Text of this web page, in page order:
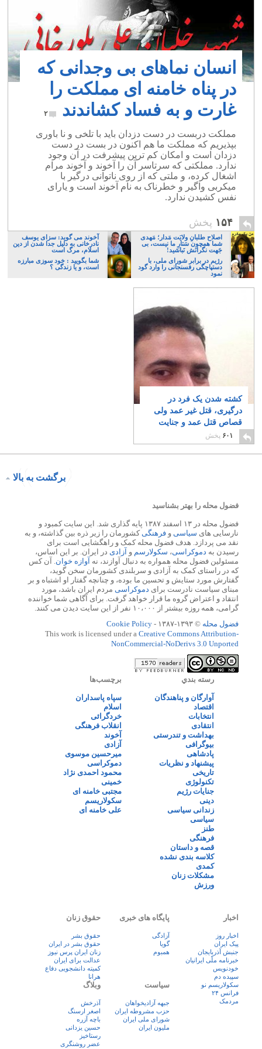
انسان نماهای بی وجدانی که
در پناه خامنه ای مملکت را
غارت و به فساد کشاندند
۲
مملکت دربست در دست دزدان باید با تلخی و نا باوری
بپذیریم که مملکت ما هم اکنون در بست در دست
دزدان است و امکان کم ترین پیشرفت در آن وجود
ندارد. مملکتی که سرتاسر آن را آخوند و آخوند مرام
اشغال کرده، و ملتی که از روی ناتوانی درگیر با
میکربی واگیر و خطرناک به نام آخوند است و یارای
نفس کشیدن ندارد.
۱۵۴ پخش
اصلاح طلبانِ ولایَت مَدار؛ مَهدی
شما همچون سَتارِ ما نیست، بی
جَهت نگرانَش نَباشید!
آخوند می گوید: سزای یوسف
نادرخانی به دلیل جدا شدن از دین
اسلام، مرگ است
رژیم در برابر شورای ملی، با
دستپاچگی رفسنجانی را وارد گود
نمود
شما بگویید : خود سوزی مبارزه
است، و یا زندگی ؟
کشته شدن یک فرد در
درگیری، قتل غیر عمد ولی
قصاص قتل عمد و جنایت
است
۸ ۶۰۱ پخش
برگشت به بالا
فضول محله را بهتر بشناسید
فضول محله در ۱۳ اسفند ۱۳۸۷ پایه گذاری شد. این سایت کمبود و
نارسایی های سیاسی و فرهنگیکشورمان را زیر ذره بین گذاشته، و به
نقد می پردازد. هدف فضول محله کمک و راهگشایی است برای
رسیدن به دموکراسی، سکولارسم و آزادی در ایران. بر این اساس،
مسئولین فضول محله همواره به دنبال آوازند، نه آوازه خوان. آن کس
که در راستای کمک به آزادی و سربلندی کشورمان سخن گوید،
گفتارش مورد ستایش و تحسین ما بوده، و چنانچه گفتار او اشتباه و بر
مبنای سیاست نادرست برای دموکراسی مردم ایران باشد، مورد
انتقاد و اعتراض گروه ما قرار خواهد گرفت. برای آگاهی شما خواننده
گرامی، همه روزه بیشتر از ۱۰،۰۰۰ نفر از این سایت دیدن می کنند.
فضول محله © ۱۳۹۳-۱۳۸۷ -
Cookie Policy
This work is licensed under a Creative Commons Attribution-
NonCommercial-NoDerivs 3.0 Unported
رسته بندي
آوارگان و پناهندگان
اقتصاد
انتخابات
انتقادی
بهداشت و تندرستی
بیوگرافی
پادشاهی
پیشنهاد و نظریات
تاریخی
تکنولوژی
جنایات رژیم
دینی
زندانی سیاسی
سیاسی
طنز
فرهنگی
قصه و داستان
کلاسه بندی نشده
کمدی
مشکلات زنان
ورزش
برچسب‌ها
سپاه پاسداران
اسلام
خردگرائی
انقلاب فرهنگی
آخوند
آزادی
میرحسین موسوی
دموکراسی
محمود احمدی نژاد
خمینی
مجتبی خامنه ای
سکولاریسم
علی خامنه ای
اخبار
اخبار روز
پيک ايران
جنبش آذربایجان
خبرنامه ملّی ایرانیان
خودنویس
سپیده دم
سکولاریسم نو
فرانس ۲۴
مردمک
پایگاه های خبری
آزادگی
گویا
همبوم
حقوق زنان
حقوق بشر
حقوق بشر در ایران
زنان ايران پرس نيوز
عدالت برای ایران
کمیته دانشجویی دفاع
هرانا
سیاست
جبهه آزادیخواهان
حزب مشروطه ایران
شورای ملی ایران
ملیون ایران
وبلاگ
آذرخش
اصغر ارسنگ
باچه آزره
حسین یزدانی
رستاخیز
عضر روشنگری